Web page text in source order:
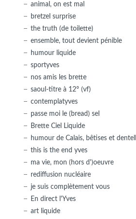
animal, on est mal
bretzel surprise
the truth (de toilette)
ensemble, tout devient pénible
humour liquide
sportyves
nos amis les brette
saoul-titre à 12° (vf)
contemplatyves
passe moi le (bread) sel
Brette Ciel Liquide
humour de Calais, bêtises et
this is the end yves
ma vie, mon (hors d')oeuvre
rediffusion nucléaire
je suis complètement vous
En direct l'Yves
art liquide